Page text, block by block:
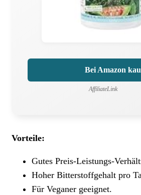
Bei Amazon
AffiliateLink
Vorteile:
Gutes Preis-Leistungs-
Hoher Bitterstoffgehalt pro
Für Veganer geeignet.